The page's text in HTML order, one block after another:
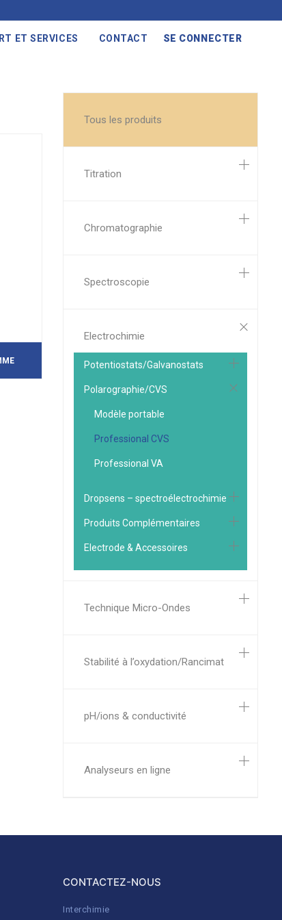
ET SERVICES CONTACT SE CONNECTER
Tous les produits
Titration
Chromatographie
Spectroscopie
Electrochimie
Potentiostats/Galvanostats
Polarographie/CVS
Modèle portable
Professional CVS
Professional VA
Dropsens – spectroélectrochimie
Produits Complémentaires
Electrode & Accessoires
Technique Micro-Ondes
Stabilité à l’oxydation/Rancimat
pH/ions & conductivité
Analyseurs en ligne
CONTACTEZ-NOUS
Interchimie